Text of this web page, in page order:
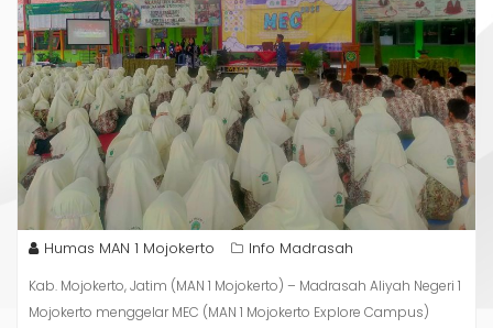
Humas MAN 1 Mojokerto Info Madrasah
Kab. Mojokerto, Jatim (MAN 1 Mojokerto) – Madrasah Aliyah Negeri 1
Mojokerto menggelar MEC (MAN 1 Mojokerto Explore Campus)